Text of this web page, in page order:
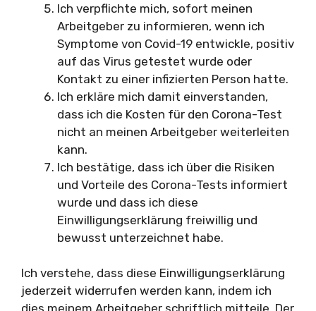
Ich verpflichte mich, sofort meinen
Arbeitgeber zu informieren, wenn ich
Symptome von Covid-19 entwickle, positiv
auf das Virus getestet wurde oder
Kontakt zu einer infizierten Person hatte.
Ich erkläre mich damit einverstanden,
dass ich die Kosten für den Corona-Test
nicht an meinen Arbeitgeber weiterleiten
kann.
Ich bestätige, dass ich über die Risiken
und Vorteile des Corona-Tests informiert
wurde und dass ich diese
Einwilligungserklärung freiwillig und
bewusst unterzeichnet habe.
Ich verstehe, dass diese Einwilligungserklärung
jederzeit widerrufen werden kann, indem ich
dies meinem Arbeitgeber schriftlich mitteile. Der